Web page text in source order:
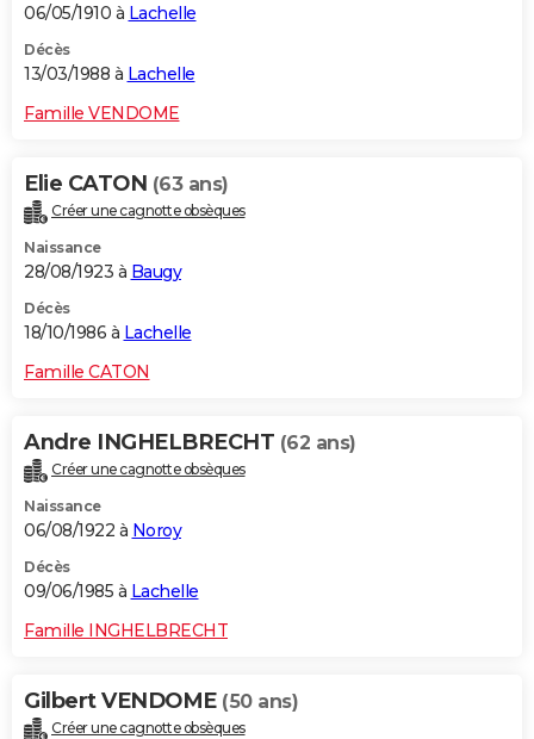
06/05/1910 à Lachelle
Décès
13/03/1988 à Lachelle
Famille VENDOME
Elie CATON (63 ans)
Créer une cagnotte obsèques
Naissance
28/08/1923 à Baugy
Décès
18/10/1986 à Lachelle
Famille CATON
Andre INGHELBRECHT (62 ans)
Créer une cagnotte obsèques
Naissance
06/08/1922 à Noroy
Décès
09/06/1985 à Lachelle
Famille INGHELBRECHT
Gilbert VENDOME (50 ans)
Créer une cagnotte obsèques